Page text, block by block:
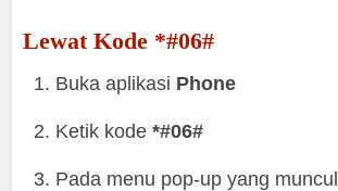
Lewat Kode *#06#
Buka aplikasi Phone
Ketik kode *#06#
Pada menu pop-up yang